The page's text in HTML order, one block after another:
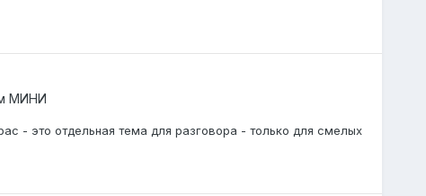
МИНИ
- это отдельная тема для разговора - только для смелых